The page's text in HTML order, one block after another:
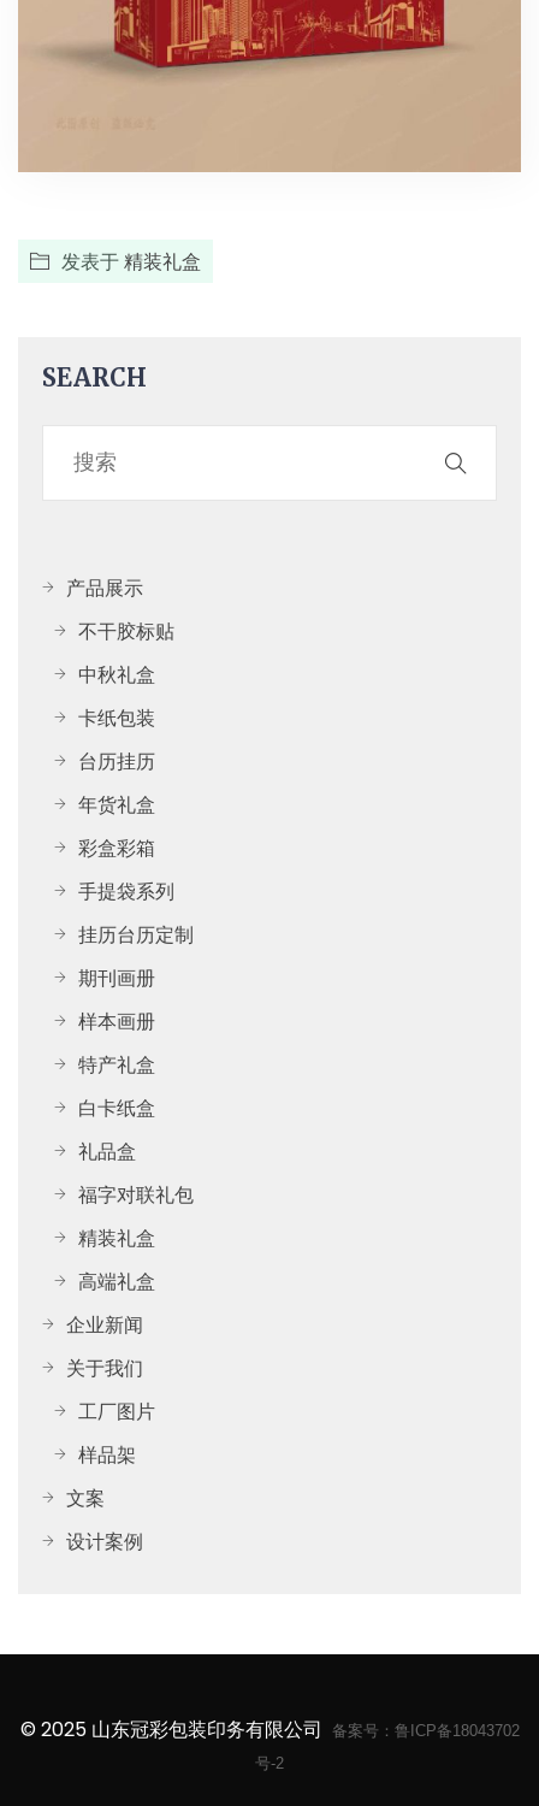
发表于精装礼盒
SEARCH
产品展示
不干胶标贴
中秋礼盒
卡纸包装
台历挂历
年货礼盒
彩盒彩箱
手提袋系列
挂历台历定制
期刊画册
样本画册
特产礼盒
白卡纸盒
礼品盒
福字对联礼包
精装礼盒
高端礼盒
企业新闻
关于我们
工厂图片
样品架
文案
设计案例
© 2025 山东冠彩包装印务有限公司 备案号： 鲁ICP备18043702
号-2